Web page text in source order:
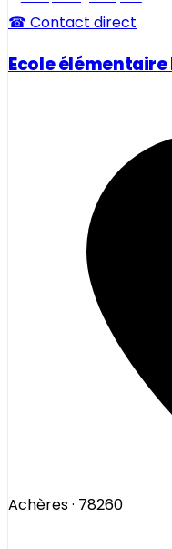
☎ Contact direct
Ecole
Achères· 78260